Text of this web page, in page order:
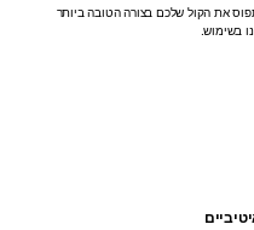
את הקול שלכם בצורה הטובה ביותר
בשימוש.